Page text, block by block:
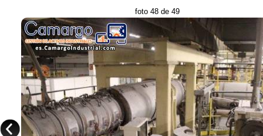
foto 48 de 49